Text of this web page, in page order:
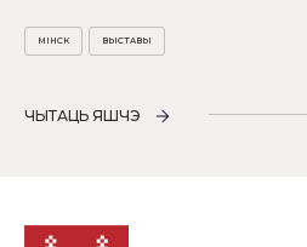
МІНСК ВЫСТАВЫ
ЧЫТАЦЬ ЯШЧЭ